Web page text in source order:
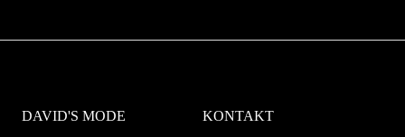
DAVID'S MODE KONTAKT